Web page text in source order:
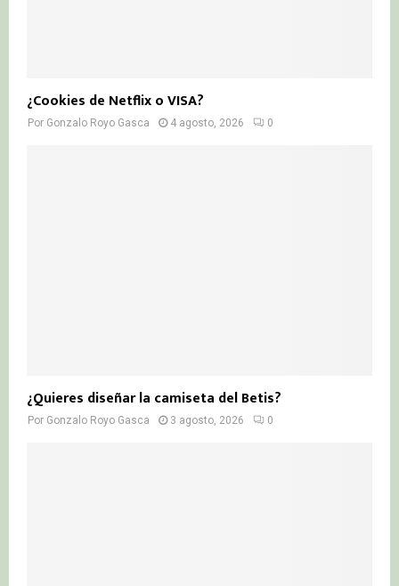
¿Cookies de Netflix o VISA?
Por Gonzalo Royo Gasca 4 agosto, 2026 0
¿Quieres diseñar la camiseta del Betis?
Por Gonzalo Royo Gasca 3 agosto, 2026 0